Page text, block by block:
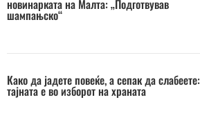
новинарката на Малта: „Подготвував
шампањско“
Како да јадете повеќе, а сепак да слабеете:
тајната е во изборот на храната